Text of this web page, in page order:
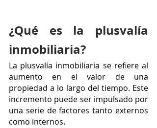
¿Qué es la plusvalía
inmobiliaria?
La plusvalía inmobiliaria se refiere al
aumento en el valor de una
propiedad a lo largo del tiempo. Este
incremento puede ser impulsado por
una serie de factores tanto externos
como internos.